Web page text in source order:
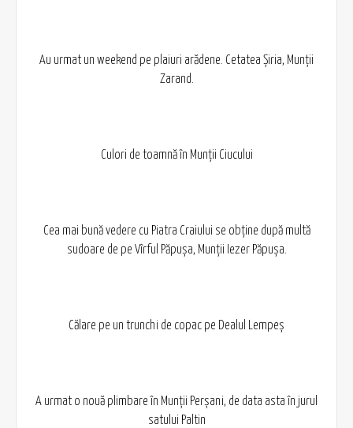
Au urmat un weekend pe plaiuri arădene. Cetatea Șiria, Munții
Zarand.
Culori de toamnă în Munții Ciucului
Cea mai bună vedere cu Piatra Craiului se obține după multă
sudoare de pe Vîrful Păpușa, Munții Iezer Păpușa.
Călare pe un trunchi de copac pe Dealul Lempeș
A urmat o nouă plimbare în Munții Perșani, de data asta în jurul
satului Paltin